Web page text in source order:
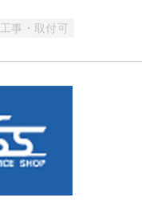
工事・取付可